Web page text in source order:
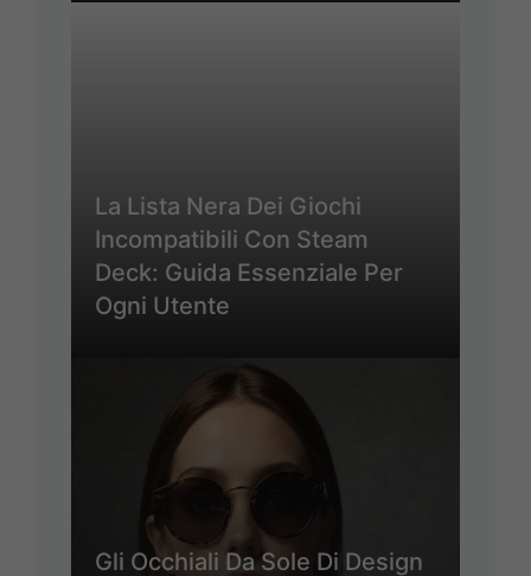
La Lista Nera Dei Giochi
Incompatibili Con Steam
Deck: Guida Essenziale Per
Ogni Utente
Gli Occhiali Da Sole Di Design